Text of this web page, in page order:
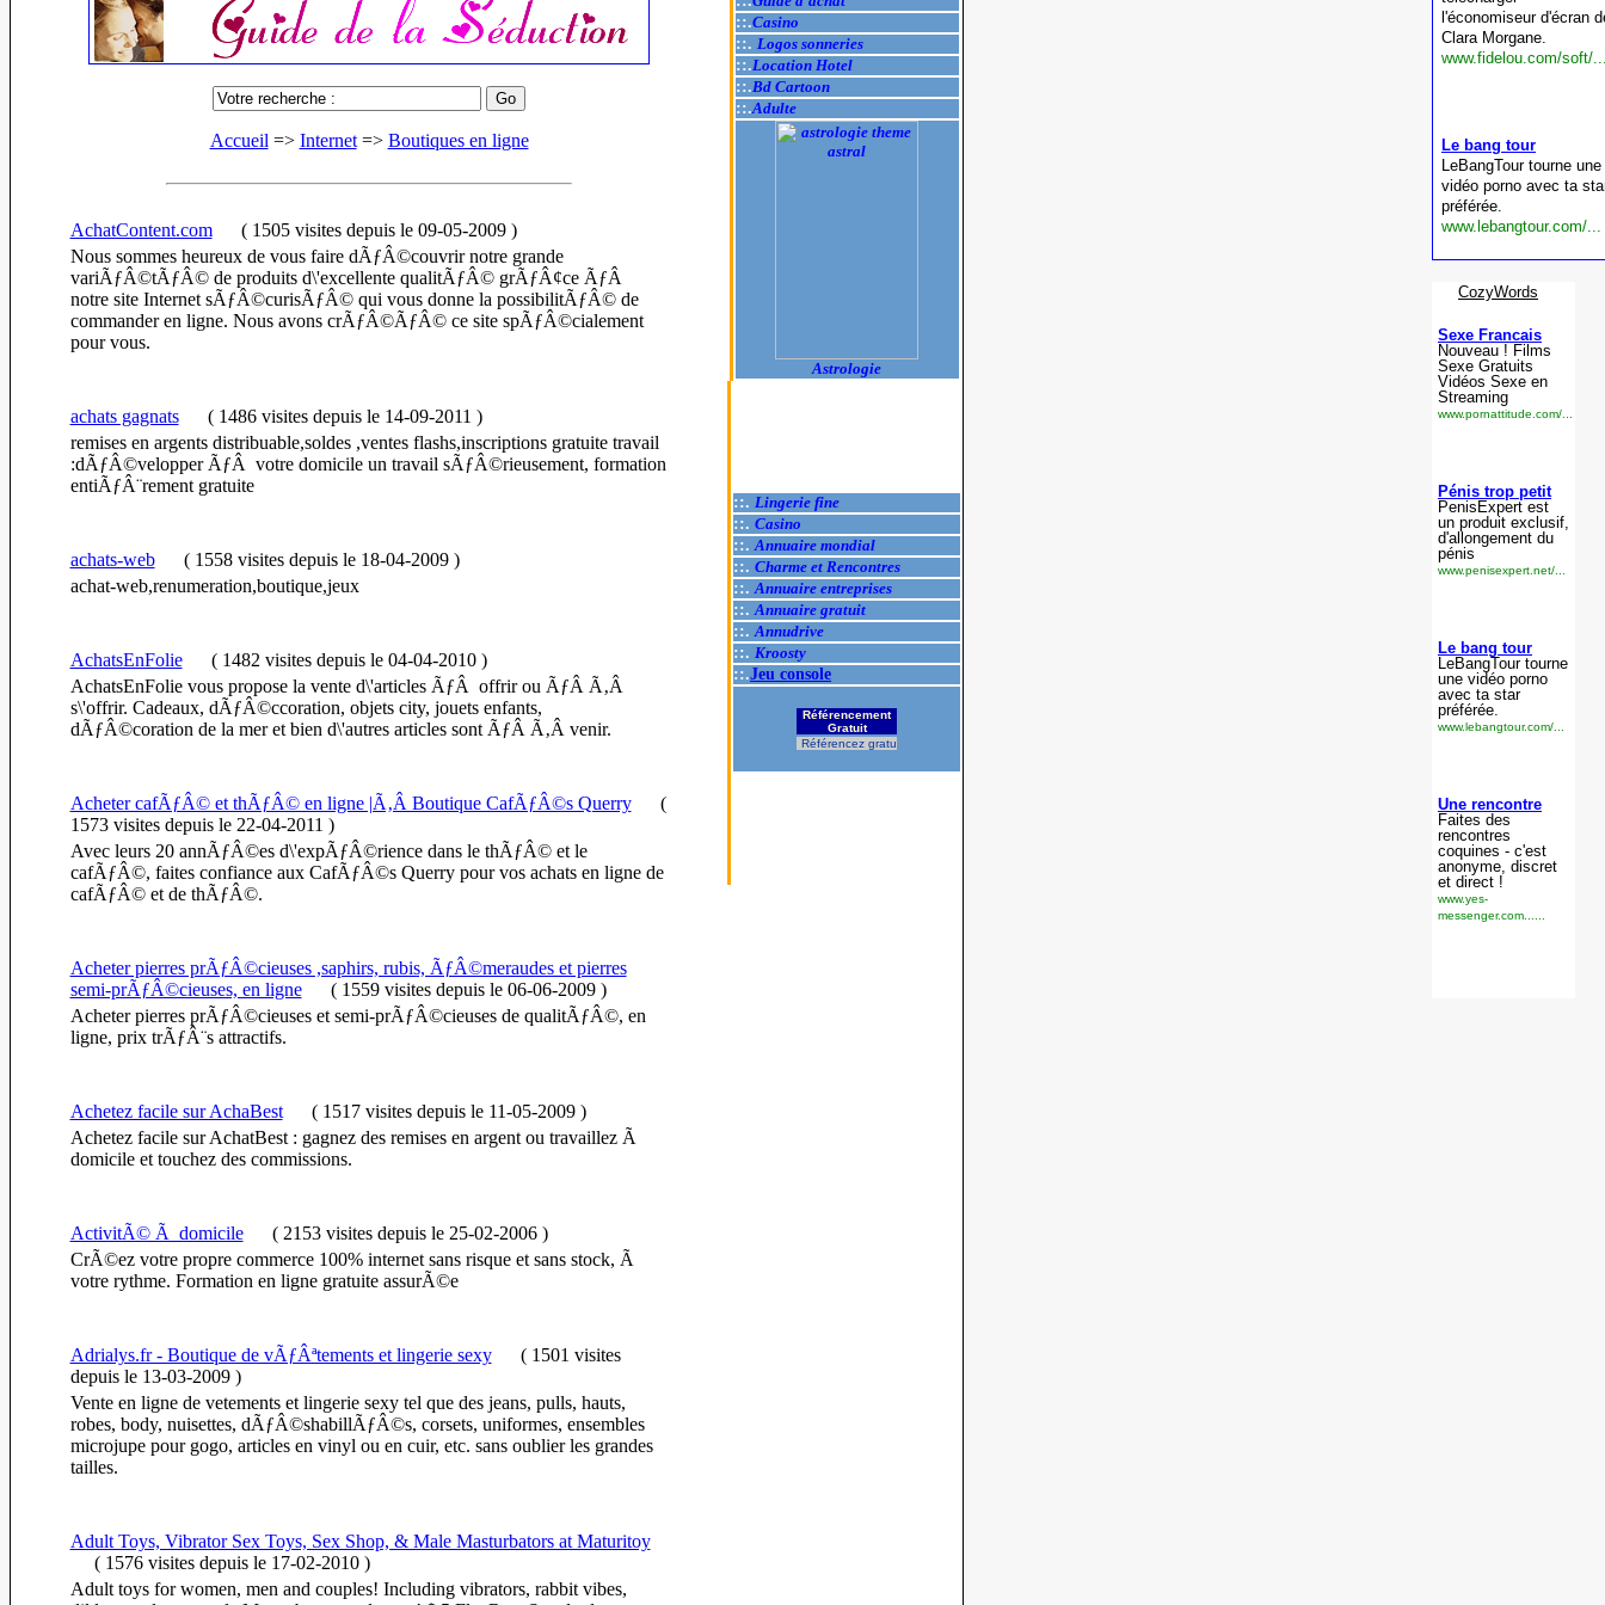
Accueil=> Internet=> Boutiques en ligne
AchatContent.com(1505 visites depuis le 09-05-2009)
Nous sommes heureux de vous faire dÃƒÂ©couvrir notre grande
variÃƒÂ©tÃƒÂ© de produits d\'excellente qualitÃƒÂ© grÃƒÂ¢ce ÃƒÂ
notre site Internet sÃƒÂ©curisÃƒÂ© qui vous donne la possibilitÃƒÂ© de
commander en ligne. Nous avons crÃƒÂ©ÃƒÂ© ce site spÃƒÂ©cialement
pour vous.
achats gagnats(1486 visites depuis le 14-09-2011 )
remises en argents distribuable,soldes ,ventes flashs,inscriptions gratuite travail
:dÃƒÂ©velopper ÃƒÂ votre domicile un travail sÃƒÂ©rieusement, formation
entiÃƒÂ¨rement gratuite
achats-web(1558 visites depuis le 18-04-2009)
achat-web,renumeration,boutique,jeux
AchatsEnFolie(1482 visites depuis le 04-04-2010)
AchatsEnFolie vous propose la vente d\'articles ÃƒÂ offrir ou ÃƒÂ Ã‚Â
s\'offrir. Cadeaux, dÃƒÂ©ccoration, objets city, jouets enfants,
dÃƒÂ©coration de la mer et bien d\'autres articles sont ÃƒÂ Ã‚Â venir.
Acheter cafÃƒÂ© et thÃƒÂ© en ligne |Ã‚Â Boutique CafÃƒÂ©s Querry(
1573 visites depuis le 22-04-2011 )
Avec leurs 20 annÃƒÂ©es d\'expÃƒÂ©rience dans le thÃƒÂ© et le
cafÃƒÂ©, faites confiance aux CafÃƒÂ©s Querry pour vos achats en ligne de
cafÃƒÂ© et de thÃƒÂ©.
Acheter pierres prÃƒÂ©cieuses ,saphirs, rubis, ÃƒÂ©meraudes et pierres
semi-prÃƒÂ©cieuses, en ligne(1559 visites depuis le 06-06-2009)
Acheter pierres prÃƒÂ©cieuses et semi-prÃƒÂ©cieuses de qualitÃƒÂ©, en
ligne, prix trÃƒÂ¨s attractifs.
Achetez facile sur AchaBest(1517 visites depuis le 11-05-2009)
Achetez facile sur AchatBest : gagnez des remises en argent ou travaillez Ã
domicile et touchez des commissions.
ActivitÃ© Ã domicile(2153 visites depuis le 25-02-2006)
CrÃ©ez votre propre commerce 100% internet sans risque et sans stock, Ã
votre rythme. Formation en ligne gratuite assurÃ©e
Adrialys.fr - Boutique de vÃƒÂªtements et lingerie sexy(1501 visites
depuis le 13-03-2009)
Vente en ligne de vetements et lingerie sexy tel que des jeans, pulls, hauts,
robes, body, nuisettes, dÃƒÂ©shabillÃƒÂ©s, corsets, uniformes, ensembles
microjupe pour gogo, articles en vinyl ou en cuir, etc. sans oublier les grandes
tailles.
Adult Toys, Vibrator Sex Toys, Sex Shop, & Male Masturbators at Maturitoy
(1576 visites depuis le 17-02-2010)
Adult toys for women, men and couples! Including vibrators, rabbit vibes,
::.Casino
::. Logos sonneries
::.Location Hotel
::.Bd Cartoon
::.Adulte
Astrologie
::. Lingerie fine
::. Casino
::.Annuaire mondial
::. Charme et Rencontres
::.Annuaire entreprises
::.Annuaire gratuit
::.Annudrive
::. Kroosty
::.Jeu console
Référencement
Gratuit
Référencez gratuitement votre site.